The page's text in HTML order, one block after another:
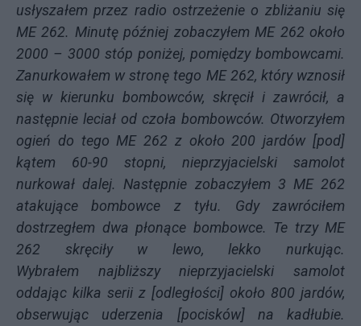
usłyszałem przez radio ostrzeżenie o zbliżaniu się
ME 262. Minutę później zobaczyłem ME 262 około
2000 – 3000 stóp poniżej, pomiędzy bombowcami.
Zanurkowałem w stronę tego ME 262, który wznosił
się w kierunku bombowców, skręcił i zawrócił, a
następnie leciał od czoła bombowców. Otworzyłem
ogień do tego ME 262 z około 200 jardów [pod]
kątem 60-90 stopni, nieprzyjacielski samolot
nurkował dalej. Następnie zobaczyłem 3 ME 262
atakujące bombowce z tyłu. Gdy zawróciłem
dostrzegłem dwa płonące bombowce. Te trzy ME
262 skręciły w lewo, lekko nurkując.
Wybrałem
najbliższy nieprzyjacielski samolot
oddając kilka serii z [odległości] około 800 jardów,
obserwując uderzenia [pocisków] na kadłubie.